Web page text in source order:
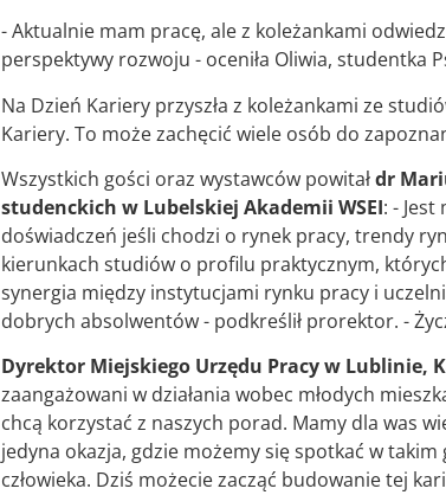
- Aktualnie mam pracę, ale z koleżankami
perspektywy rozwoju - oceniła Oliwia, studentka
Na Dzień Kariery przyszła z koleżankami ze
Kariery. To może zachęcić wiele osób do
Wszystkich gości oraz wystawców powitałdr
studenckich w Lubelskiej Akademii WSEI: -
doświadczeń jeśli chodzi o rynek pracy, trendy
kierunkach studiów o profilu praktycznym,
synergia między instytucjami rynku pracy i
dobrych absolwentów - podkreślił prorektor. -
Dyrektor Miejskiego Urzędu Pracy w Lublinie,
zaangażowani w działania wobec młodych
chcą korzystać z naszych porad. Mamy dla was
jedyna okazja, gdzie możemy się spotkać w
człowieka. Dziś możecie zacząć budowanie tej